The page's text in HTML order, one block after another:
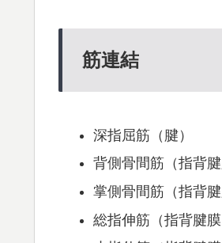
筋連結
深指屈筋（腱）
背側骨間筋（指背腱
掌側骨間筋（指背腱
総指伸筋（指背腱膜